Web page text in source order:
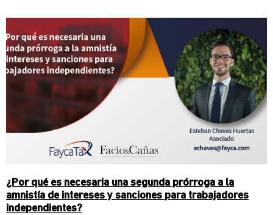
¿Por qué es necesaria una segunda prórroga a la
amnistía de intereses y sanciones para trabajadores
independientes?